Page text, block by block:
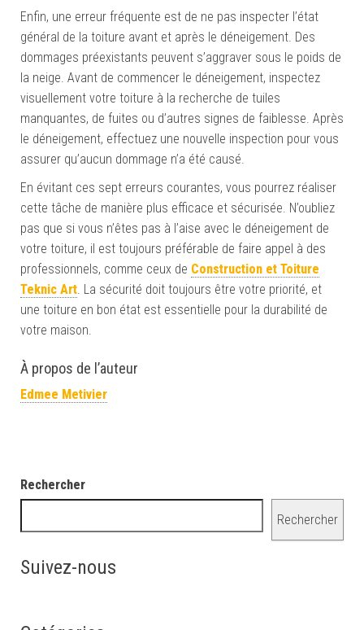
Enfin, une erreur fréquente est de ne pas inspecter l’état
général de la toiture avant et après le déneigement. Des
dommages préexistants peuvent s’aggraver sous le poids de
la neige. Avant de commencer le déneigement, inspectez
visuellement votre toiture à la recherche de tuiles
manquantes, de fuites ou d’autres signes de faiblesse. Après
le déneigement, effectuez une nouvelle inspection pour vous
assurer qu’aucun dommage n’a été causé.
En évitant ces sept erreurs courantes, vous pourrez réaliser
cette tâche de manière plus efficace et sécurisée. N’oubliez
pas que si vous n’êtes pas à l’aise avec le déneigement de
votre toiture, il est toujours préférable de faire appel à des
professionnels, comme ceux de Construction et Toiture
Teknic Art. La sécurité doit toujours être votre priorité, et
une toiture en bon état est essentielle pour la durabilité de
votre maison.
À propos de l’auteur
Edmee Metivier
Rechercher
Rechercher
Suivez-nous